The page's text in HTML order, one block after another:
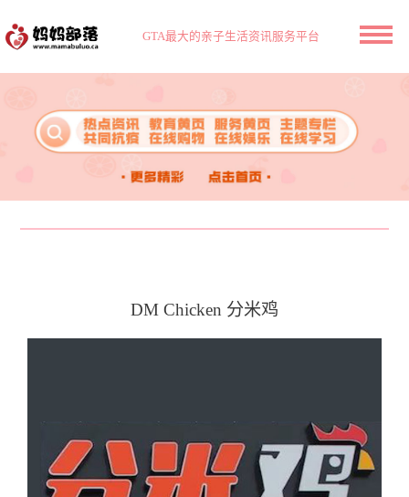
GTA最大的亲子生活资讯服务平台
DM Chicken 分米鸡